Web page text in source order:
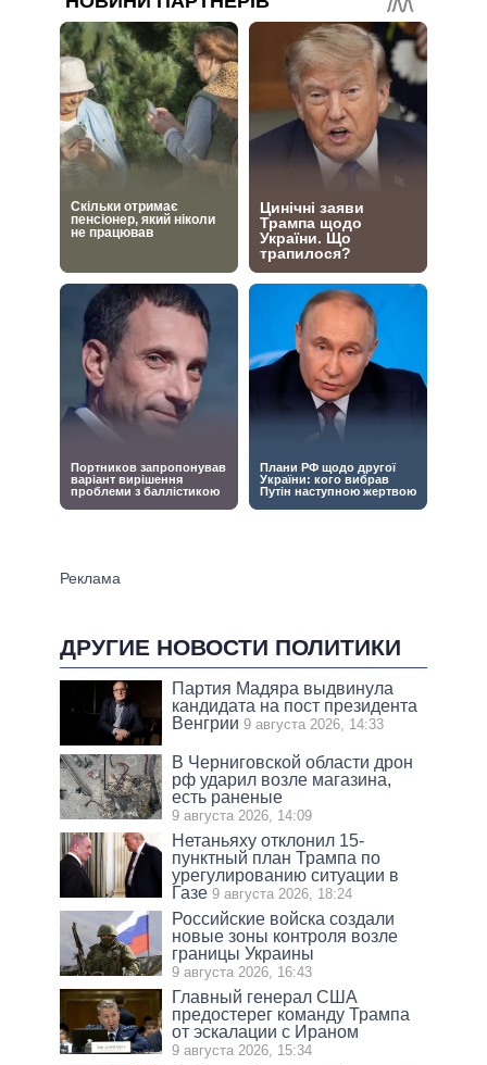
ДРУГИЕ НОВОСТИ ПОЛИТИКИ
Партия Мадяра выдвинула
кандидата на пост президента
Венгрии 9 августа 2026, 14:33
В Черниговской области дрон
рф ударил возле магазина,
есть раненые
9 августа 2026, 14:09
Нетаньяху отклонил 15-
пунктный план Трампа по
урегулированию ситуации в
Газе 9 августа 2026, 18:24
Российские войска создали
новые зоны контроля возле
границы Украины
9 августа 2026, 16:43
Главный генерал США
предостерег команду Трампа
от эскалации с Ираном
9 августа 2026, 15:34